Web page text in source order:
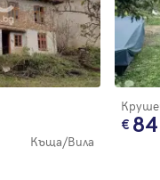
Къща/Вила